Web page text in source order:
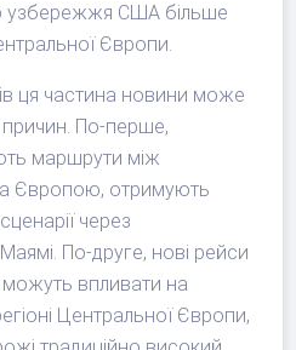
узбережжя США більше
Європи.
ця частина новини може
По-перше,
маршрути між
Європою, отримують
через
По-друге, нові рейси
впливати на
Центральної Європи,